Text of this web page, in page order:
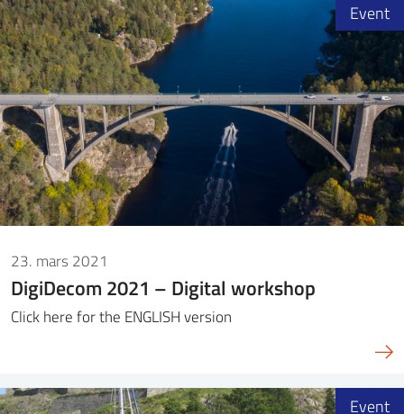
23. mars 2021
DigiDecom 2021 – Digital workshop
Click here for the ENGLISH version
Event
Event